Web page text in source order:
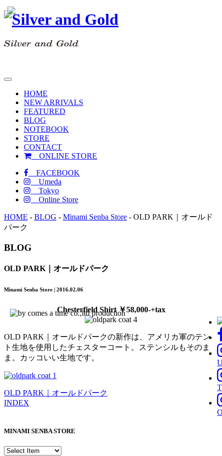
T
toggle
navigation
HOME
NEW ARRIVALS
FEATURED
BLOG
NOTEBOOK
STORE
CONTACT
ONLINE STORE
FACEBOOK
Umeda
Tokyo
Online Store
HOME - BLOG - Minami Senba Store - OLD PARK｜オールド
パーク
BLOG
OLD PARK｜オールドパーク
Minami Senba Store | 2016.02.06
Chesterfield Shirt ￥58,000-+tax
OLD PARK｜オールドパークの新作は、アメリカ軍のテン
ト生地を使用したチェスターコート。ステンシルもそのま
ま。カッコいい生地です。
OLD PARK｜オールドパーク
INDEX
MINAMI SENBA STORE